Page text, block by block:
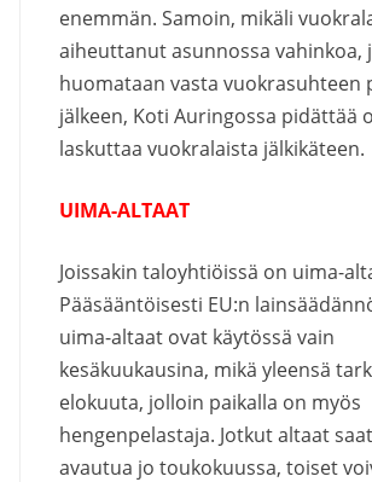
enemmän. Samoin, mikäli
aiheuttanut asunnossa vahinkoa,
huomataan vasta vuokrasuhteen
jälkeen, Koti Auringossa pidättää
laskuttaa vuokralaista jälkikäteen.
UIMA-ALTAAT
Joissakin taloyhtiöissä on uima-
Pääsääntöisesti EU:n
uima-altaat ovat käytössä vain
kesäkuukausina, mikä yleensä
elokuuta, jolloin paikalla on myös
hengenpelastaja. Jotkut altaat
avautua jo toukokuussa, toiset